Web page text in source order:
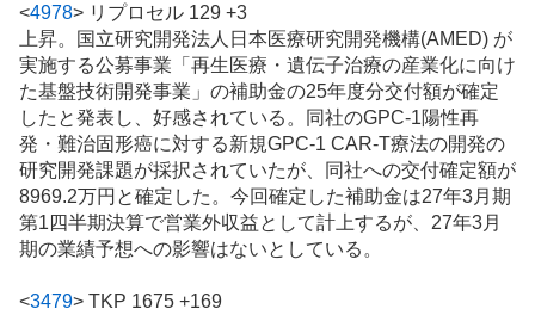
<4978> リプロセル 129 +3
上昇。国立研究開発法人日本医療研究開発機構(AMED) が
実施する公募事業「再生医療・遺伝子治療の産業化に向け
た基盤技術開発事業」の補助金の25年度分交付額が確定
したと発表し、好感されている。同社のGPC-1陽性再
発・難治固形癌に対する新規GPC-1 CAR-T療法の開発の
研究開発課題が採択されていたが、同社への交付確定額が
8969.2万円と確定した。今回確定した補助金は27年3月期
第1四半期決算で営業外収益として計上するが、27年3月
期の業績予想への影響はないとしている。
<3479> TKP 1675 +169